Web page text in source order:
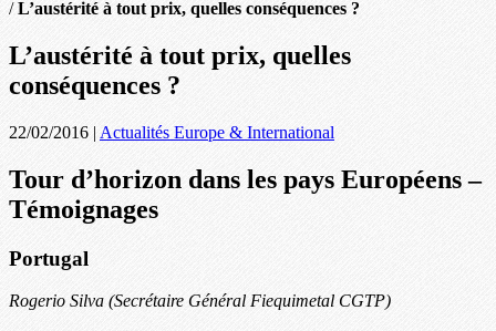
/L’austérité à tout prix, quelles conséquences ?
L’austérité à tout prix, quelles
conséquences ?
22/02/2016 | Actualités Europe & International
Tour d’horizon dans les pays Européens –
Témoignages
Portugal
Rogerio Silva (Secrétaire Général Fiequimetal CGTP)